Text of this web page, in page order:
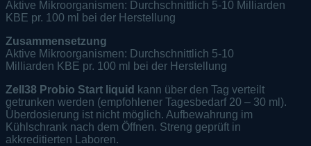
Aktive Mikroorganismen: Durchschnittlich 5-10 Milliarden
KBE pr. 100 ml bei der Herstellung
Zusammensetzung
Aktive Mikroorganismen: Durchschnittlich 5-10
Milliarden KBE pr. 100 ml bei der Herstellung
Zell38 Probio Start liquid kann über den Tag verteilt
getrunken werden (empfohlener Tagesbedarf 20 – 30 ml).
Überdosierung ist nicht möglich. Aufbewahrung im
Kühlschrank nach dem Öffnen. Streng geprüft in
akkreditierten Laboren.